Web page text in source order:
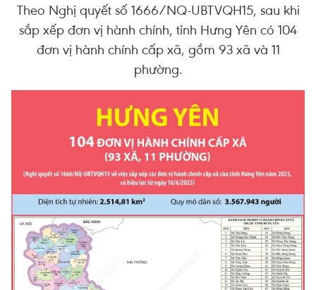
Theo Nghị quyết số 1666/NQ-UBTVQH15, sau khi
sắp xếp đơn vị hành chính, tỉnh Hưng Yên có 104
đơn vị hành chính cấp xã, gồm 93 xã và 11
phường.